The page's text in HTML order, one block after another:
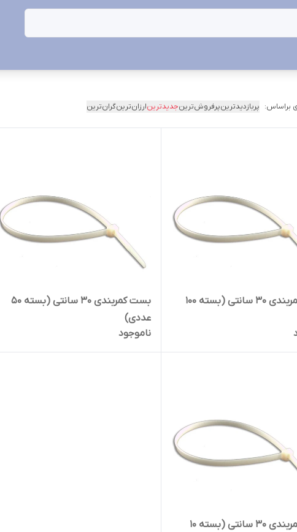
براساس: پربازدیدترینپرفروش‌ترینجدیدترینارزان‌ترینگران‌ترین
بست کمربندی 30 سانتی (بسته 100
بست کمربندی 30 سانتی (بسته 50
عددی)
ناموجود
بست کمربندی 30 سانتی (بسته 10